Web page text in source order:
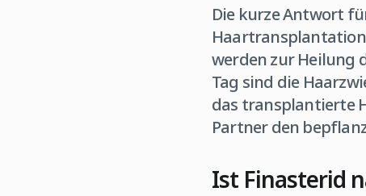
Die kurze Antwort
werden zur Heilung
Tag sind die
das transplantierte
Partner den
Ist Finasterid